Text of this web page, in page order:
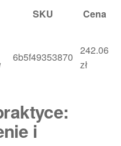
SKU
Cena
6b5f49353870
242.06
zł
i